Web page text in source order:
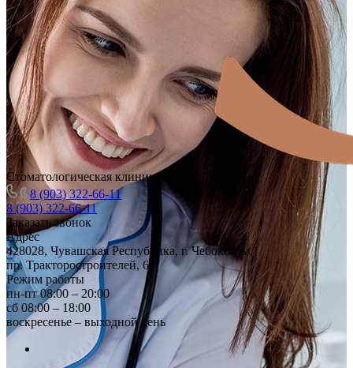
Стоматологическая клиника
8 (903) 322-66-11
8 (903) 322-66-11
Заказать звонок
Адрес
428028, Чувашская Республика, г. Чебоксары,
пр. Тракторостроителей, 64
Режим работы
пн-пт 08:00 – 20:00
сб 08:00 – 18:00
воскресенье – выходной день